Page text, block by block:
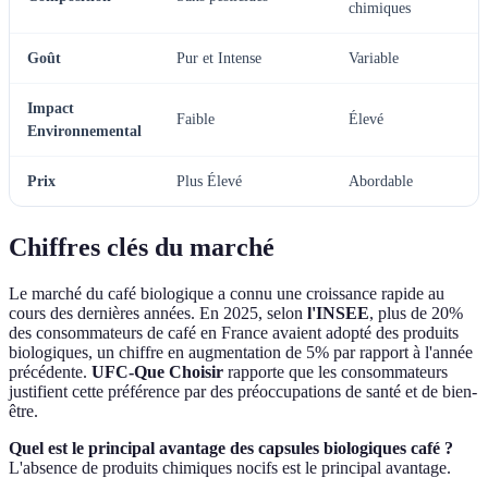
chimiques
Goût Pur et Intense Variable
Impact
Environnemental
Faible Élevé
Prix Plus Élevé Abordable
Chiffres clés du marché
Le marché du café biologique a connu une croissance rapide au
cours des dernières années. En 2025, selon l'INSEE, plus de 20%
des consommateurs de café en France avaient adopté des produits
biologiques, un chiffre en augmentation de 5% par rapport à l'année
précédente. UFC-Que Choisir rapporte que les consommateurs
justifient cette préférence par des préoccupations de santé et de bien-
être.
Quel est le principal avantage des capsules biologiques café ?
L'absence de produits chimiques nocifs est le principal avantage.